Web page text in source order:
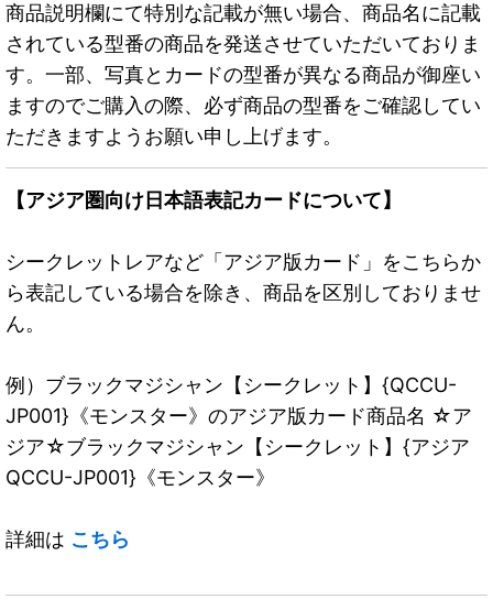
商品説明欄にて特別な記載が無い場合、商品名に記載
されている型番の商品を発送させていただいておりま
す。一部、写真とカードの型番が異なる商品が御座い
ますのでご購入の際、必ず商品の型番をご確認してい
ただきますようお願い申し上げます。
【アジア圏向け日本語表記カードについて】
シークレットレアなど「アジア版カード」をこちらか
ら表記している場合を除き、商品を区別しておりませ
ん。
例）ブラックマジシャン【シークレット】{QCCU-
JP001}《モンスター》のアジア版カード商品名 ☆ア
ジア☆ブラックマジシャン【シークレット】{アジア
QCCU-JP001}《モンスター》
詳細は こちら